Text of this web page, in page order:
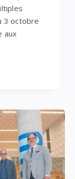
3 octobre
aux